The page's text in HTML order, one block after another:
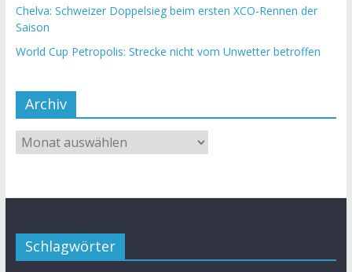
Chelva: Schweizer Doppelsieg beim ersten XCO-Rennen der
Saison
World Cup Petropolis: Strecke nicht vom Unwetter betroffen
Archiv
Schlagwörter